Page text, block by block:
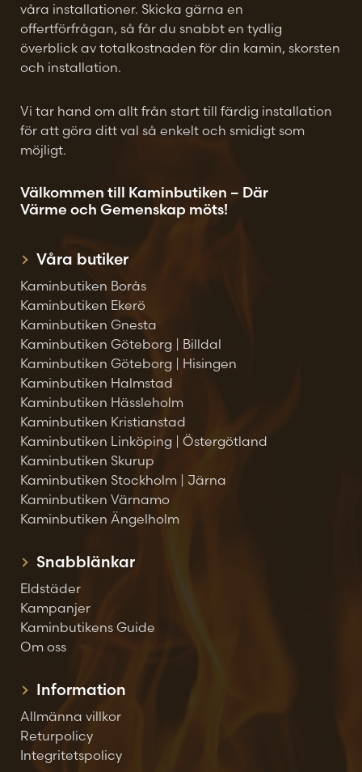
våra installationer. Skicka gärna en
offertförfrågan, så får du snabbt en tydlig
överblick av totalkostnaden för din kamin, skorsten
och installation.
Vi tar hand om allt från start till färdig installation
för att göra ditt val så enkelt och smidigt som
möjligt.
Välkommen till Kaminbutiken – Där
Värme och Gemenskap möts!
Våra butiker
Kaminbutiken Borås
Kaminbutiken Ekerö
Kaminbutiken Gnesta
Kaminbutiken Göteborg | Billdal
Kaminbutiken Göteborg | Hisingen
Kaminbutiken Halmstad
Kaminbutiken Hässleholm
Kaminbutiken Kristianstad
Kaminbutiken Linköping | Östergötland
Kaminbutiken Skurup
Kaminbutiken Stockholm | Järna
Kaminbutiken Värnamo
Kaminbutiken Ängelholm
Snabblänkar
Eldstäder
Kampanjer
Kaminbutikens Guide
Om oss
Information
Allmänna villkor
Returpolicy
Integritetspolicy